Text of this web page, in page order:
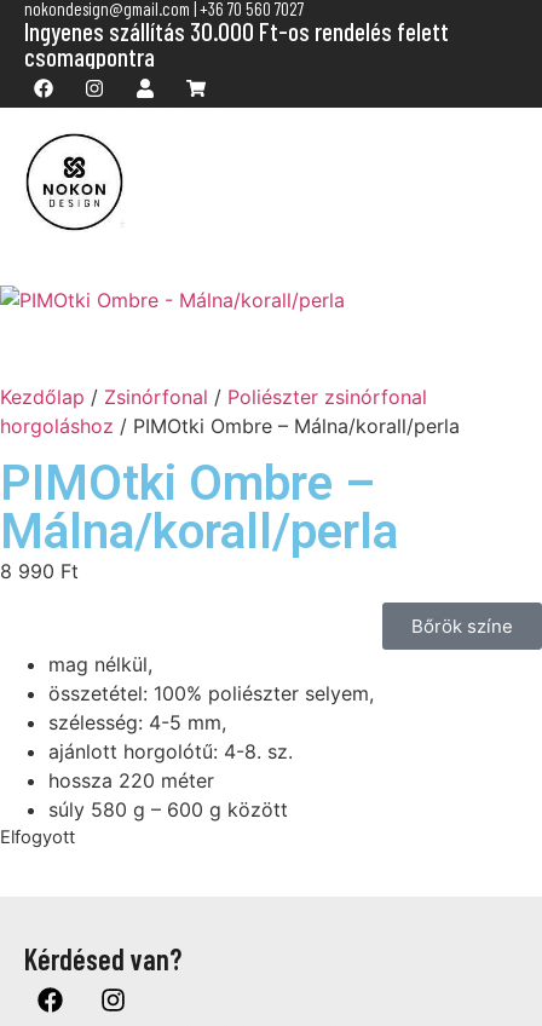
nokondesign@gmail.com | +36 70 560 7027
Ingyenes szállítás 30.000 Ft-os rendelés felett
csomagpontra
Kezdőlap / Zsinórfonal / Poliészter zsinórfonal
horgoláshoz / PIMOtki Ombre – Málna/korall/perla
PIMOtki Ombre –
Málna/korall/perla
8 990 Ft
Bőrök színe
mag nélkül,
összetétel: 100% poliészter selyem,
szélesség: 4-5 mm,
ajánlott horgolótű: 4-8. sz.
hossza 220 méter
súly 580 g – 600 g között
Elfogyott
Kérdésed van?